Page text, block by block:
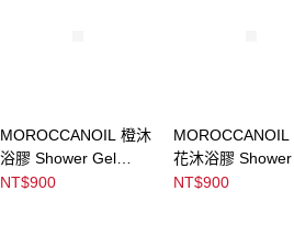
MOROCCANOIL 橙沐
浴膠 Shower Gel
Soleil De Tander
NT$900
MOROCCANOIL
花沐浴膠
Dahlia Rouge
NT$900